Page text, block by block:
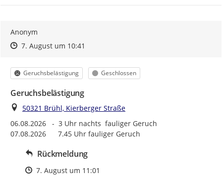
Anonym
Zeitpunkt des Erstellens
Zeitpunkt des Erstellens
7. August um 10:41
Kategorie
Geruchsbelästigung Status
Geschlossen
Geruchsbelästigung
Ort
50321 Brühl, Kierberger Straße
06.08.2026   -  3 Uhr nachts  fauliger Geruch
07.08.2026      7.45 Uhr fauliger Geruch
Rückmeldung
Zeitpunkt des Erstellens
7. August um 11:01